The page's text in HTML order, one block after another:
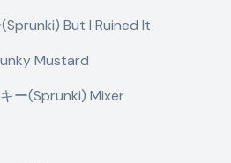
But I Ruined It
Mustard
ー(Sprunki) Mixer